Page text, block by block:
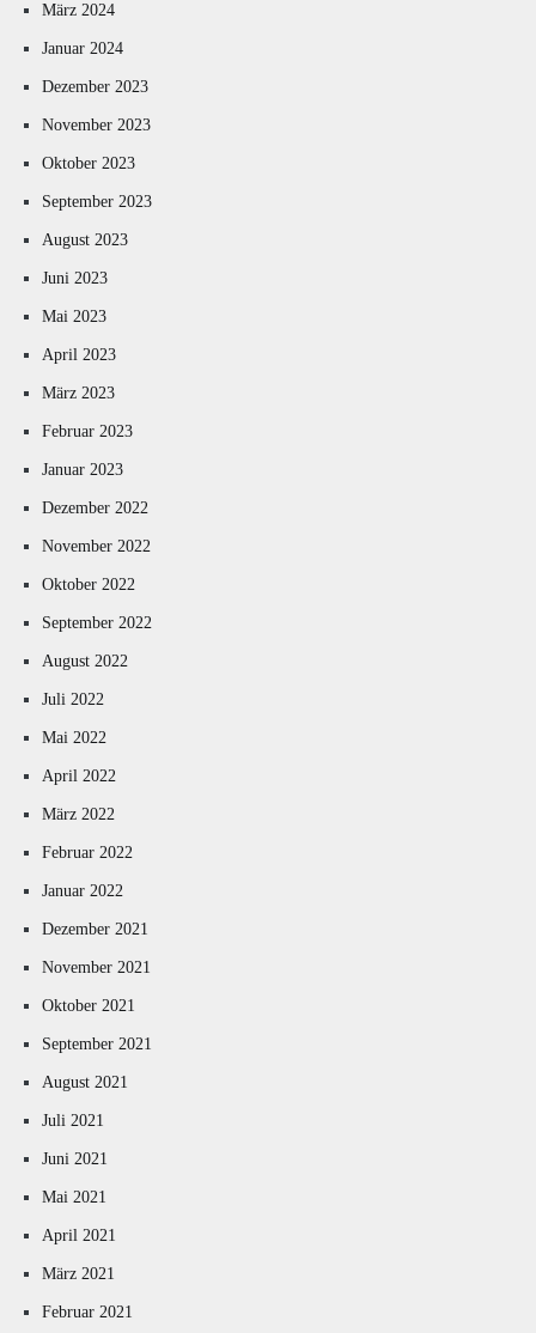
März 2024
Januar 2024
Dezember 2023
November 2023
Oktober 2023
September 2023
August 2023
Juni 2023
Mai 2023
April 2023
März 2023
Februar 2023
Januar 2023
Dezember 2022
November 2022
Oktober 2022
September 2022
August 2022
Juli 2022
Mai 2022
April 2022
März 2022
Februar 2022
Januar 2022
Dezember 2021
November 2021
Oktober 2021
September 2021
August 2021
Juli 2021
Juni 2021
Mai 2021
April 2021
März 2021
Februar 2021